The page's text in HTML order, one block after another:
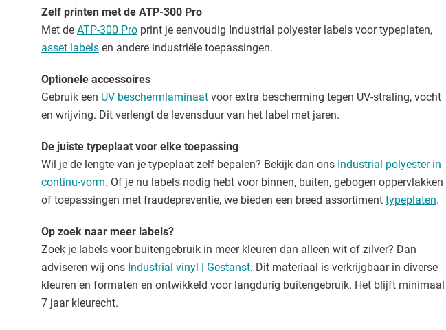
Zelf printen met de ATP-300 Pro
Met de ATP-300 Pro print je eenvoudig Industrial polyester labels voor typeplaten,
asset labels en andere industriële toepassingen.
Optionele accessoires
Gebruik een UV beschermlaminaat voor extra bescherming tegen UV-straling, vocht
en wrijving. Dit verlengt de levensduur van het label met jaren.
De juiste typeplaat voor elke toepassing
Wil je de lengte van je typeplaat zelf bepalen? Bekijk dan ons Industrial polyester in
continu-vorm. Of je nu labels nodig hebt voor binnen, buiten, gebogen oppervlakken
of toepassingen met fraudepreventie, we bieden een breed assortiment typeplaten.
Op zoek naar meer labels?
Zoek je labels voor buitengebruik in meer kleuren dan alleen wit of zilver? Dan
adviseren wij ons Industrial vinyl | Gestanst. Dit materiaal is verkrijgbaar in diverse
kleuren en formaten en ontwikkeld voor langdurig buitengebruik. Het blijft minimaal
7 jaar kleurecht.